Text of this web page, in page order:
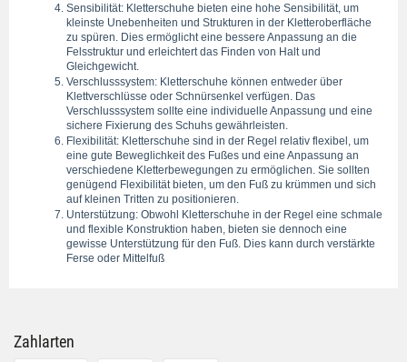
Sensibilität: Kletterschuhe bieten eine hohe Sensibilität, um
kleinste Unebenheiten und Strukturen in der Kletteroberfläche
zu spüren. Dies ermöglicht eine bessere Anpassung an die
Felsstruktur und erleichtert das Finden von Halt und
Gleichgewicht.
Verschlusssystem: Kletterschuhe können entweder über
Klettverschlüsse oder Schnürsenkel verfügen. Das
Verschlusssystem sollte eine individuelle Anpassung und eine
sichere Fixierung des Schuhs gewährleisten.
Flexibilität: Kletterschuhe sind in der Regel relativ flexibel, um
eine gute Beweglichkeit des Fußes und eine Anpassung an
verschiedene Kletterbewegungen zu ermöglichen. Sie sollten
genügend Flexibilität bieten, um den Fuß zu krümmen und sich
auf kleinen Tritten zu positionieren.
Unterstützung: Obwohl Kletterschuhe in der Regel eine schmale
und flexible Konstruktion haben, bieten sie dennoch eine
gewisse Unterstützung für den Fuß. Dies kann durch verstärkte
Ferse oder Mittelfuß
Zahlarten